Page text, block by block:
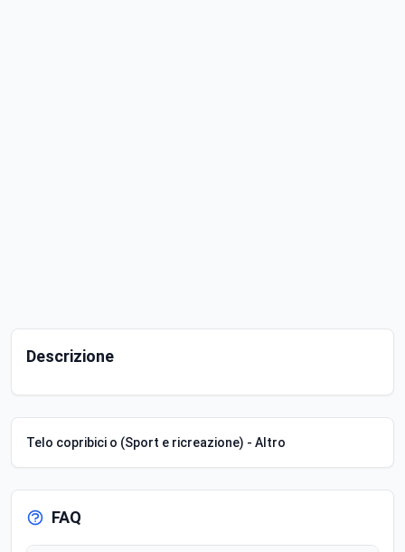
Descrizione
Telo copribici o (Sport e ricreazione) - Altro
FAQ